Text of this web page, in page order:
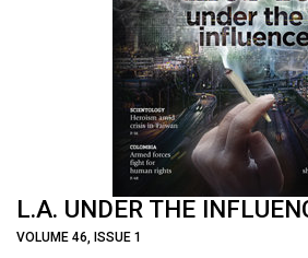
L.A. UNDER THE
VOLUME 46, ISSUE 1